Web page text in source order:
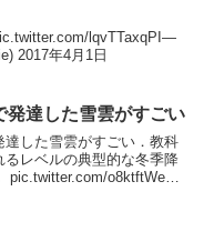
lqvTTaxqPI—
2017年4月1日
発達した雪雲がすごい
達した雪雲がすごい．教科
るレベルの典型的な冬季降
pic.twitter.com/o8ktftWeGr